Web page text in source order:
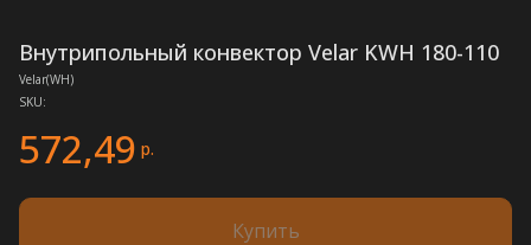
Внутрипольный конвектор Velar KWH 180-110
Velar(WH)
SKU:
572,49 р.
Купить